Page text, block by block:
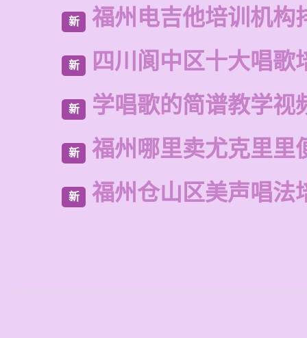
新 福州电吉他培训机构
新 四川阆中区十大唱歌
新 学唱歌的简谱教学视
新 福州哪里卖尤克里里
新 福州仓山区美声唱法